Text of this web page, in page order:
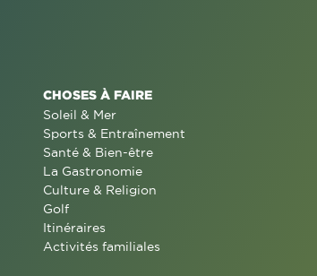
CHOSES À FAIRE
Soleil & Mer
Sports & Entraînement
Santé & Bien-être
La Gastronomie
Culture & Religion
Golf
Itinéraires
Activités familiales